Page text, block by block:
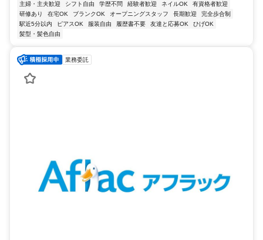
主婦・主夫歓迎 シフト自由 学歴不問 経験者歓迎 ネイルOK
有資格者歓迎
研修あり
在宅OK ブランクOK オープニングスタッフ 長期歓迎
完全歩合制
駅近5分以内
ピアスOK 服装自由 履歴書不要 友達と応募OK
ひげOK
髪型・髪色自由
業務委託